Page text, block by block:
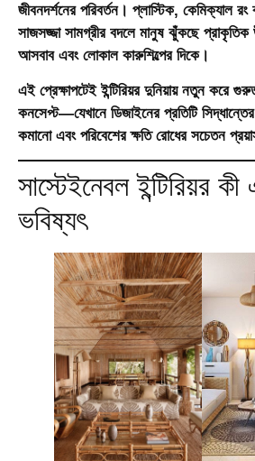
জীবনদর্শনের পরিবর্তন। প্লাস্টিক, কেমিক্যাল
সাজসজ্জা সামগ্রীর বদলে মানুষ ঝুঁকছে প্রাকৃতিক
আসবাব এবং লোকাল কারুশিল্পের দিকে।
এই প্রেক্ষাপটেই ইন্টিরিয়র দুনিয়ায় নতুন করে
কনসেপ্ট—যেখানে ডিজাইনের প্রতিটি
কমানো এবং পরিবেশের ক্ষতি রোধের সচেতন
সাস্টেইনেবল ইন্টিরিয়র
ভবিষ্যৎ